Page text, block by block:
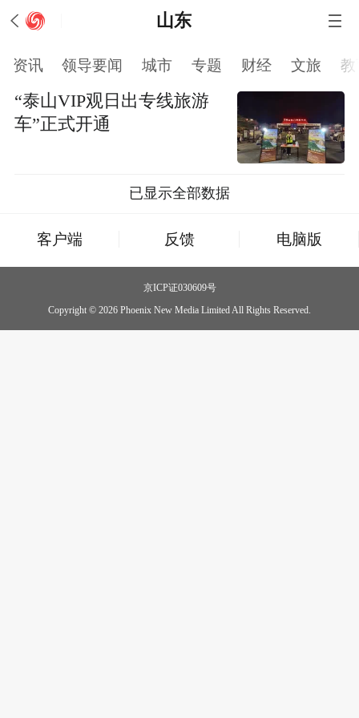
山东
资讯 领导要闻 城市 专题 财经 文旅 教
“泰山VIP观日出专线旅游
车”正式开通
已显示全部数据
客户端 反馈 电脑版
京ICP证030609号
Copyright © 2026 Phoenix New Media Limited All Rights Reserved.